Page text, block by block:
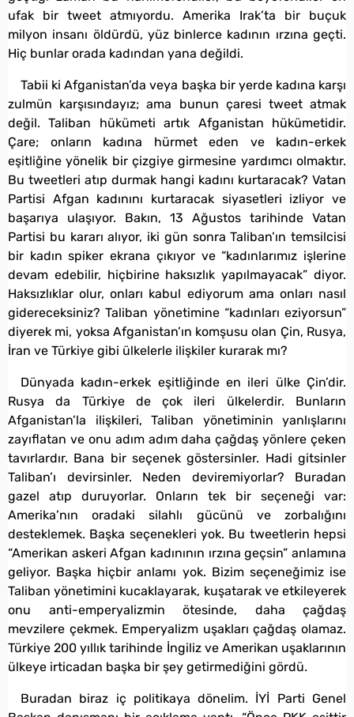
ufak bir tweet atmıyordu. Amerika Irak’ta bir buçuk
milyon insanı öldürdü, yüz binlerce kadının ırzına geçti.
Hiç bunlar orada kadından yana değildi.
Tabii ki Afganistan’da veya başka bir yerde kadına karşı
zulmün karşısındayız; ama bunun çaresi tweet atmak
değil. Taliban hükümeti artık Afganistan hükümetidir.
Çare; onların kadına hürmet eden ve kadın-erkek
eşitliğine yönelik bir çizgiye girmesine yardımcı olmaktır.
Bu tweetleri atıp durmak hangi kadını kurtaracak? Vatan
Partisi Afgan kadınını kurtaracak siyasetleri izliyor ve
başarıya ulaşıyor. Bakın, 13 Ağustos tarihinde Vatan
Partisi bu kararı alıyor, iki gün sonra Taliban’ın temsilcisi
bir kadın spiker ekrana çıkıyor ve “kadınlarımız işlerine
devam edebilir, hiçbirine haksızlık yapılmayacak” diyor.
Haksızlıklar olur, onları kabul ediyorum ama onları nasıl
gidereceksiniz? Taliban yönetimine “kadınları eziyorsun”
diyerek mi, yoksa Afganistan’ın komşusu olan Çin, Rusya,
İran ve Türkiye gibi ülkelerle ilişkiler kurarak mı?
Dünyada kadın-erkek eşitliğinde en ileri ülke Çin’dir.
Rusya da Türkiye de çok ileri ülkelerdir. Bunların
Afganistan’la ilişkileri, Taliban yönetiminin yanlışlarını
zayıflatan ve onu adım adım daha çağdaş yönlere çeken
tavırlardır. Bana bir seçenek göstersinler. Hadi gitsinler
Taliban’ı devirsinler. Neden deviremiyorlar? Buradan
gazel atıp duruyorlar. Onların tek bir seçeneği var:
Amerika’nın oradaki silahlı gücünü ve zorbalığını
desteklemek. Başka seçenekleri yok. Bu tweetlerin hepsi
“Amerikan askeri Afgan kadınının ırzına geçsin” anlamına
geliyor. Başka hiçbir anlamı yok. Bizim seçeneğimiz ise
Taliban yönetimini kucaklayarak, kuşatarak ve etkileyerek
onu anti-emperyalizmin ötesinde, daha çağdaş
mevzilere çekmek. Emperyalizm uşakları çağdaş olamaz.
Türkiye 200 yıllık tarihinde İngiliz ve Amerikan uşaklarının
ülkeye irticadan başka bir şey getirmediğini gördü.
Buradan biraz iç politikaya dönelim. İYİ Parti Genel